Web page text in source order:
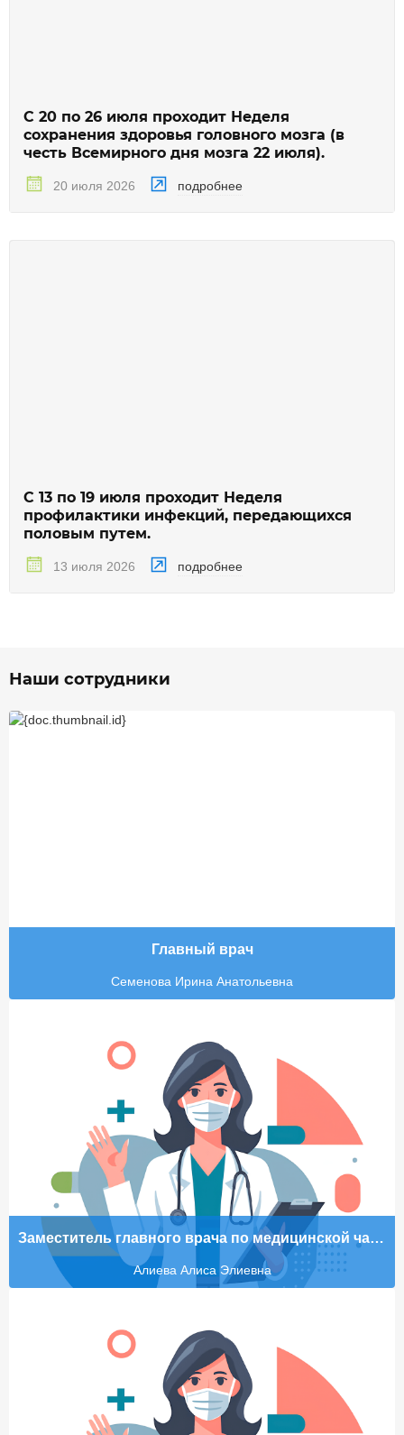
С 20 по 26 июля проходит Неделя
сохранения здоровья головного мозга (в
честь Всемирного дня мозга 22 июля).
20 июля 2026 подробнее
С 13 по 19 июля проходит Неделя
профилактики инфекций, передающихся
половым путем.
13 июля 2026 подробнее
Наши сотрудники
Главный врач
Семенова Ирина Анатольевна
Заместитель главного врача по медицинской части
Алиева Алиса Элиевна